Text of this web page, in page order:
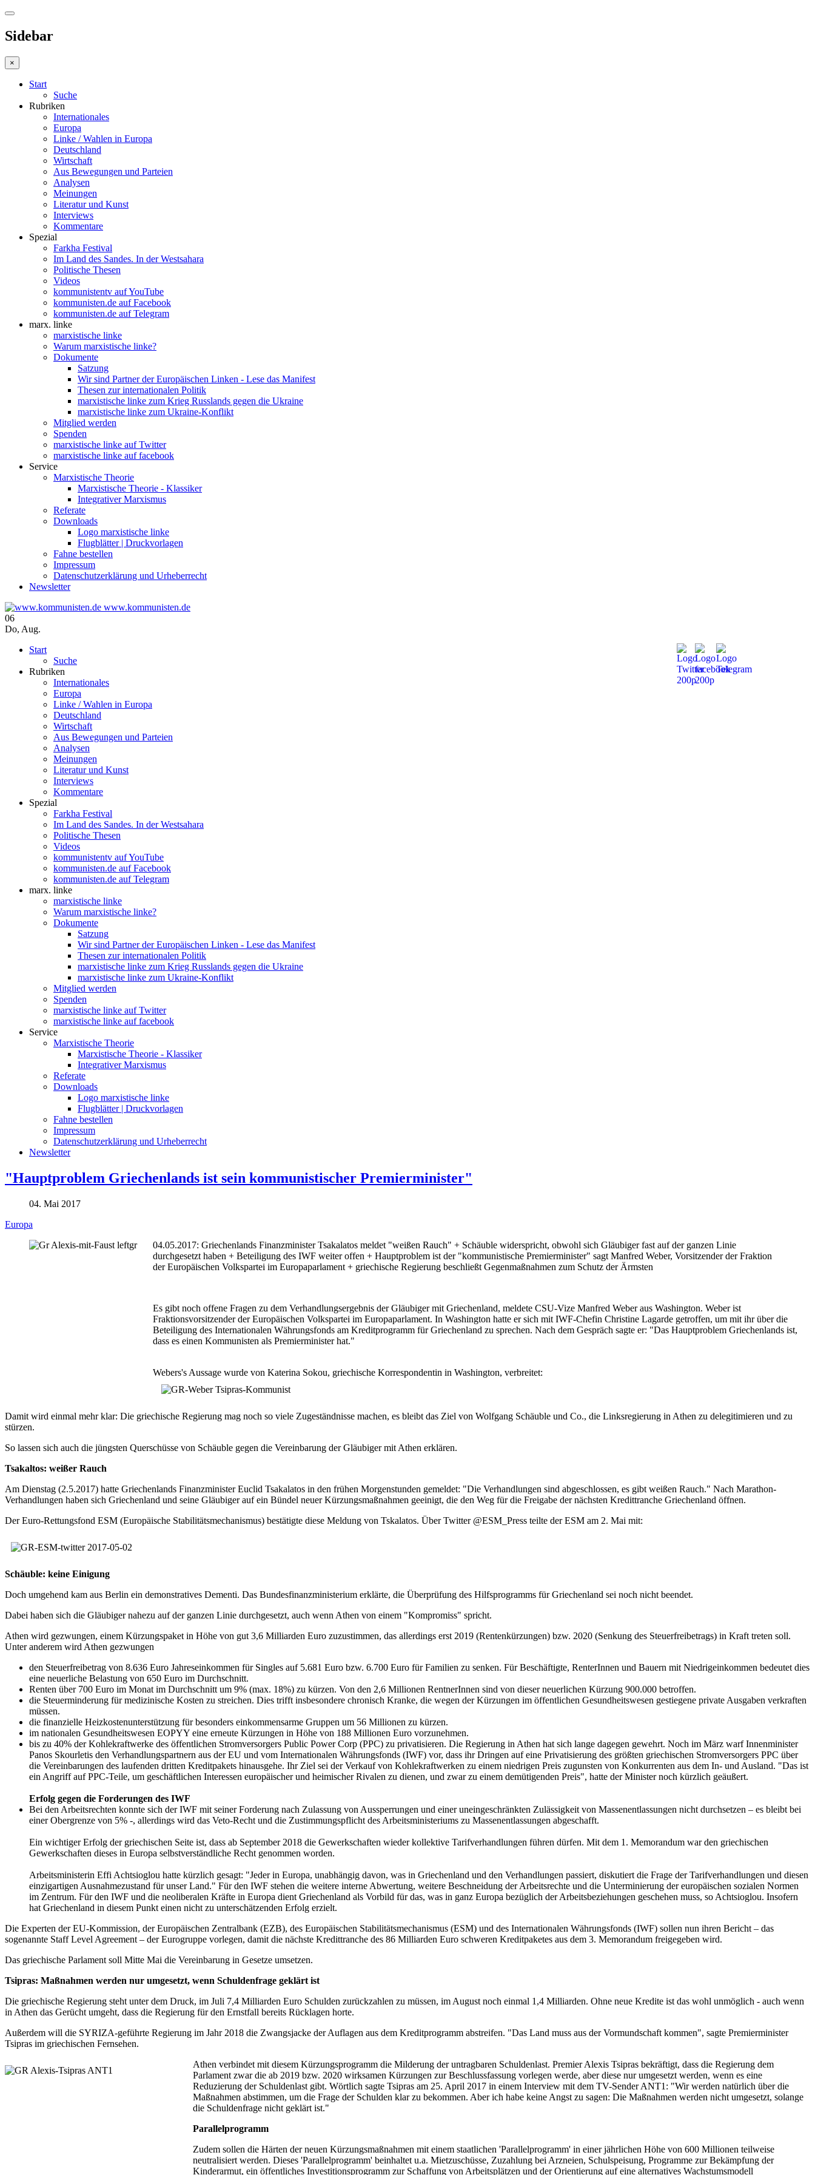
Sidebar
×
Start
Suche
Rubriken
Internationales
Europa
Linke / Wahlen in Europa
Deutschland
Wirtschaft
Aus Bewegungen und Parteien
Analysen
Meinungen
Literatur und Kunst
Interviews
Kommentare
Spezial
Farkha Festival
Im Land des Sandes. In der Westsahara
Politische Thesen
Videos
kommunistentv auf YouTube
kommunisten.de auf Facebook
kommunisten.de auf Telegram
marx. linke
marxistische linke
Warum marxistische linke?
Dokumente
Satzung
Wir sind Partner der Europäischen Linken - Lese das Manifest
Thesen zur internationalen Politik
marxistische linke zum Krieg Russlands gegen die Ukraine
marxistische linke zum Ukraine-Konflikt
Mitglied werden
Spenden
marxistische linke auf Twitter
marxistische linke auf facebook
Service
Marxistische Theorie
Marxistische Theorie - Klassiker
Integrativer Marxismus
Referate
Downloads
Logo marxistische linke
Flugblätter | Druckvorlagen
Fahne bestellen
Impressum
Datenschutzerklärung und Urheberrecht
Newsletter
www.kommunisten.de
06
Do, Aug.
Start
Suche
Rubriken
Internationales
Europa
Linke / Wahlen in Europa
Deutschland
Wirtschaft
Aus Bewegungen und Parteien
Analysen
Meinungen
Literatur und Kunst
Interviews
Kommentare
Spezial
Farkha Festival
Im Land des Sandes. In der Westsahara
Politische Thesen
Videos
kommunistentv auf YouTube
kommunisten.de auf Facebook
kommunisten.de auf Telegram
marx. linke
marxistische linke
Warum marxistische linke?
Dokumente
Satzung
Wir sind Partner der Europäischen Linken - Lese das Manifest
Thesen zur internationalen Politik
marxistische linke zum Krieg Russlands gegen die Ukraine
marxistische linke zum Ukraine-Konflikt
Mitglied werden
Spenden
marxistische linke auf Twitter
marxistische linke auf facebook
Service
Marxistische Theorie
Marxistische Theorie - Klassiker
Integrativer Marxismus
Referate
Downloads
Logo marxistische linke
Flugblätter | Druckvorlagen
Fahne bestellen
Impressum
Datenschutzerklärung und Urheberrecht
Newsletter
"Hauptproblem Griechenlands ist sein kommunistischer Premierminister"
04. Mai 2017
Europa
04.05.2017: Griechenlands Finanzminister Tsakalatos meldet "weißen Rauch" + Schäuble widerspricht, obwohl sich Gläubiger fast auf der ganzen Linie
durchgesetzt haben + Beteiligung des IWF weiter offen + Hauptproblem ist der "kommunistische Premierminister" sagt Manfred Weber, Vorsitzender der Fraktion
der Europäischen Volkspartei im Europaparlament + griechische Regierung beschließt Gegenmaßnahmen zum Schutz der Ärmsten
Es gibt noch offene Fragen zu dem Verhandlungsergebnis der Gläubiger mit Griechenland, meldete CSU-Vize Manfred Weber aus Washington. Weber ist
Fraktionsvorsitzender der Europäischen Volkspartei im Europaparlament. In Washington hatte er sich mit IWF-Chefin Christine Lagarde getroffen, um mit ihr über die
Beteiligung des Internationalen Währungsfonds am Kreditprogramm für Griechenland zu sprechen. Nach dem Gespräch sagte er: "Das Hauptproblem Griechenlands ist,
dass es einen Kommunisten als Premierminister hat."
Webers's Aussage wurde von Katerina Sokou, griechische Korrespondentin in Washington, verbreitet:
Damit wird einmal mehr klar: Die griechische Regierung mag noch so viele Zugeständnisse machen, es bleibt das Ziel von Wolfgang Schäuble und Co., die Linksregierung in Athen zu delegitimieren und zu
stürzen.
So lassen sich auch die jüngsten Querschüsse von Schäuble gegen die Vereinbarung der Gläubiger mit Athen erklären.
Tsakaltos: weißer Rauch
Am Dienstag (2.5.2017) hatte Griechenlands Finanzminister Euclid Tsakalatos in den frühen Morgenstunden gemeldet: "Die Verhandlungen sind abgeschlossen, es gibt weißen Rauch." Nach Marathon-
Verhandlungen haben sich Griechenland und seine Gläubiger auf ein Bündel neuer Kürzungsmaßnahmen geeinigt, die den Weg für die Freigabe der nächsten Kredittranche Griechenland öffnen.
Der Euro-Rettungsfond ESM (Europäische Stabilitätsmechanismus) bestätigte diese Meldung von Tskalatos. Über Twitter @ESM_Press teilte der ESM am 2. Mai mit:
Schäuble: keine Einigung
Doch umgehend kam aus Berlin ein demonstratives Dementi. Das Bundesfinanzministerium erklärte, die Überprüfung des Hilfsprogramms für Griechenland sei noch nicht beendet.
Dabei haben sich die Gläubiger nahezu auf der ganzen Linie durchgesetzt, auch wenn Athen von einem "Kompromiss" spricht.
Athen wird gezwungen, einem Kürzungspaket in Höhe von gut 3,6 Milliarden Euro zuzustimmen, das allerdings erst 2019 (Rentenkürzungen) bzw. 2020 (Senkung des Steuerfreibetrags) in Kraft treten soll.
Unter anderem wird Athen gezwungen
den Steuerfreibetrag von 8.636 Euro Jahreseinkommen für Singles auf 5.681 Euro bzw. 6.700 Euro für Familien zu senken. Für Beschäftigte, RenterInnen und Bauern mit Niedrigeinkommen bedeutet dies
eine neuerliche Belastung von 650 Euro im Durchschnitt.
Renten über 700 Euro im Monat im Durchschnitt um 9% (max. 18%) zu kürzen. Von den 2,6 Millionen RentnerInnen sind von dieser neuerlichen Kürzung 900.000 betroffen.
die Steuerminderung für medizinische Kosten zu streichen. Dies trifft insbesondere chronisch Kranke, die wegen der Kürzungen im öffentlichen Gesundheitswesen gestiegene private Ausgaben verkraften
müssen.
die finanzielle Heizkostenunterstützung für besonders einkommensarme Gruppen um 56 Millionen zu kürzen.
im nationalen Gesundheitswesen EOPYY eine erneute Kürzungen in Höhe von 188 Millionen Euro vorzunehmen.
bis zu 40% der Kohlekraftwerke des öffentlichen Stromversorgers Public Power Corp (PPC) zu privatisieren. Die Regierung in Athen hat sich lange dagegen gewehrt. Noch im März warf Innenminister
Panos Skourletis den Verhandlungspartnern aus der EU und vom Internationalen Währungsfonds (IWF) vor, dass ihr Dringen auf eine Privatisierung des größten griechischen Stromversorgers PPC über
die Vereinbarungen des laufenden dritten Kreditpakets hinausgehe. Ihr Ziel sei der Verkauf von Kohlekraftwerken zu einem niedrigen Preis zugunsten von Konkurrenten aus dem In- und Ausland. "Das ist
ein Angriff auf PPC-Teile, um geschäftlichen Interessen europäischer und heimischer Rivalen zu dienen, und zwar zu einem demütigenden Preis", hatte der Minister noch kürzlich geäußert.
Erfolg gegen die Forderungen des IWF
Bei den Arbeitsrechten konnte sich der IWF mit seiner Forderung nach Zulassung von Aussperrungen und einer uneingeschränkten Zulässigkeit von Massenentlassungen nicht durchsetzen – es bleibt bei
einer Obergrenze von 5% -, allerdings wird das Veto-Recht und die Zustimmungspflicht des Arbeitsministeriums zu Massenentlassungen abgeschafft.
Ein wichtiger Erfolg der griechischen Seite ist, dass ab September 2018 die Gewerkschaften wieder kollektive Tarifverhandlungen führen dürfen. Mit dem 1. Memorandum war den griechischen
Gewerkschaften dieses in Europa selbstverständliche Recht genommen worden.
Arbeitsministerin Effi Achtsioglou hatte kürzlich gesagt: "Jeder in Europa, unabhängig davon, was in Griechenland und den Verhandlungen passiert, diskutiert die Frage der Tarifverhandlungen und diesen
einzigartigen Ausnahmezustand für unser Land." Für den IWF stehen die weitere interne Abwertung, weitere Beschneidung der Arbeitsrechte und die Unterminierung der europäischen sozialen Normen
im Zentrum. Für den IWF und die neoliberalen Kräfte in Europa dient Griechenland als Vorbild für das, was in ganz Europa bezüglich der Arbeitsbeziehungen geschehen muss, so Achtsioglou. Insofern
hat Griechenland in diesem Punkt einen nicht zu unterschätzenden Erfolg erzielt.
Die Experten der EU-Kommission, der Europäischen Zentralbank (EZB), des Europäischen Stabilitätsmechanismus (ESM) und des Internationalen Währungsfonds (IWF) sollen nun ihren Bericht – das
sogenannte Staff Level Agreement – der Eurogruppe vorlegen, damit die nächste Kredittranche des 86 Milliarden Euro schweren Kreditpaketes aus dem 3. Memorandum freigegeben wird.
Das griechische Parlament soll Mitte Mai die Vereinbarung in Gesetze umsetzen.
Tsipras: Maßnahmen werden nur umgesetzt, wenn Schuldenfrage geklärt ist
Die griechische Regierung steht unter dem Druck, im Juli 7,4 Milliarden Euro Schulden zurückzahlen zu müssen, im August noch einmal 1,4 Milliarden. Ohne neue Kredite ist das wohl unmöglich - auch wenn
in Athen das Gerücht umgeht, dass die Regierung für den Ernstfall bereits Rücklagen horte.
Außerdem will die SYRIZA-geführte Regierung im Jahr 2018 die Zwangsjacke der Auflagen aus dem Kreditprogramm abstreifen. "Das Land muss aus der Vormundschaft kommen", sagte Premierminister
Tsipras im griechischen Fernsehen.
Athen verbindet mit diesem Kürzungsprogramm die Milderung der untragbaren Schuldenlast. Premier Alexis Tsipras bekräftigt, dass die Regierung dem
Parlament zwar die ab 2019 bzw. 2020 wirksamen Kürzungen zur Beschlussfassung vorlegen werde, aber diese nur umgesetzt werden, wenn es eine
Reduzierung der Schuldenlast gibt. Wörtlich sagte Tsipras am 25. April 2017 in einem Interview mit dem TV-Sender ANT1: "Wir werden natürlich über die
Maßnahmen abstimmen, um die Frage der Schulden klar zu bekommen. Aber ich habe keine Angst zu sagen: Die Maßnahmen werden nicht umgesetzt, solange
die Schuldenfrage nicht geklärt ist."
Parallelprogramm
Zudem sollen die Härten der neuen Kürzungsmaßnahmen mit einem staatlichen 'Parallelprogramm' in einer jährlichen Höhe von 600 Millionen teilweise
neutralisiert werden. Dieses 'Parallelprogramm' beinhaltet u.a. Mietzuschüsse, Zuzahlung bei Arzneien, Schulspeisung, Programme zur Bekämpfung der
Kinderarmut, ein öffentliches Investitionsprogramm zur Schaffung von Arbeitsplätzen und der Orientierung auf eine alternatives Wachstumsmodell